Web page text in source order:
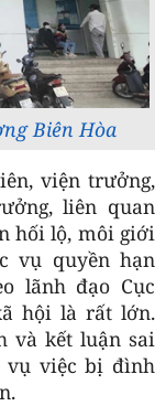
Biên Hòa
viện trưởng,
liên quan
hối lộ, môi giới
vụ quyền hạn
lãnh đạo Cục
hội là rất lớn.
và kết luận sai
vụ việc bị đình